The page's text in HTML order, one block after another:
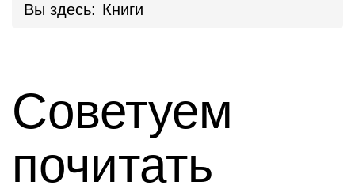
Вы здесь: Книги
Советуем
почитать